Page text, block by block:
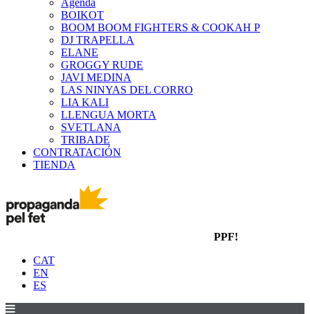
Agenda
BOIKOT
BOOM BOOM FIGHTERS & COOKAH P
DJ TRAPELLA
ELANE
GROGGY RUDE
JAVI MEDINA
LAS NINYAS DEL CORRO
LIA KALI
LLENGUA MORTA
SVETLANA
TRIBADE
CONTRATACIÓN
TIENDA
PPF!
CAT
EN
ES